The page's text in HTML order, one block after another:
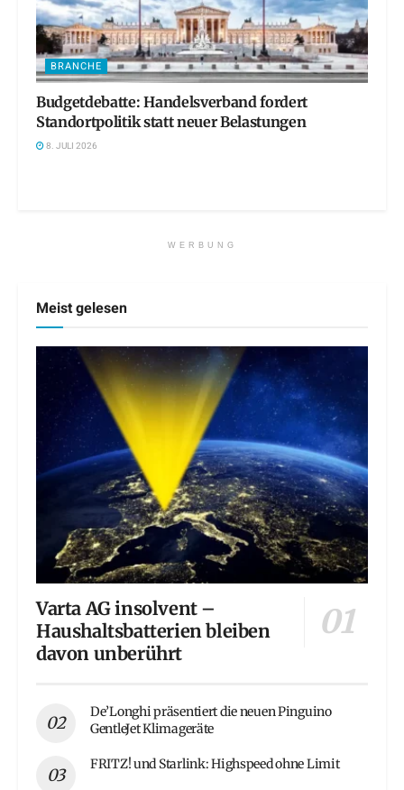
BRANCHE
Budgetdebatte: Handelsverband fordert
Standortpolitik statt neuer Belastungen
8. JULI 2026
WERBUNG
Meist gelesen
Varta AG insolvent –
Haushaltsbatterien bleiben
davon unberührt
De’Longhi präsentiert die neuen Pinguino
GentleJet Klimageräte
FRITZ! und Starlink: Highspeed ohne Limit